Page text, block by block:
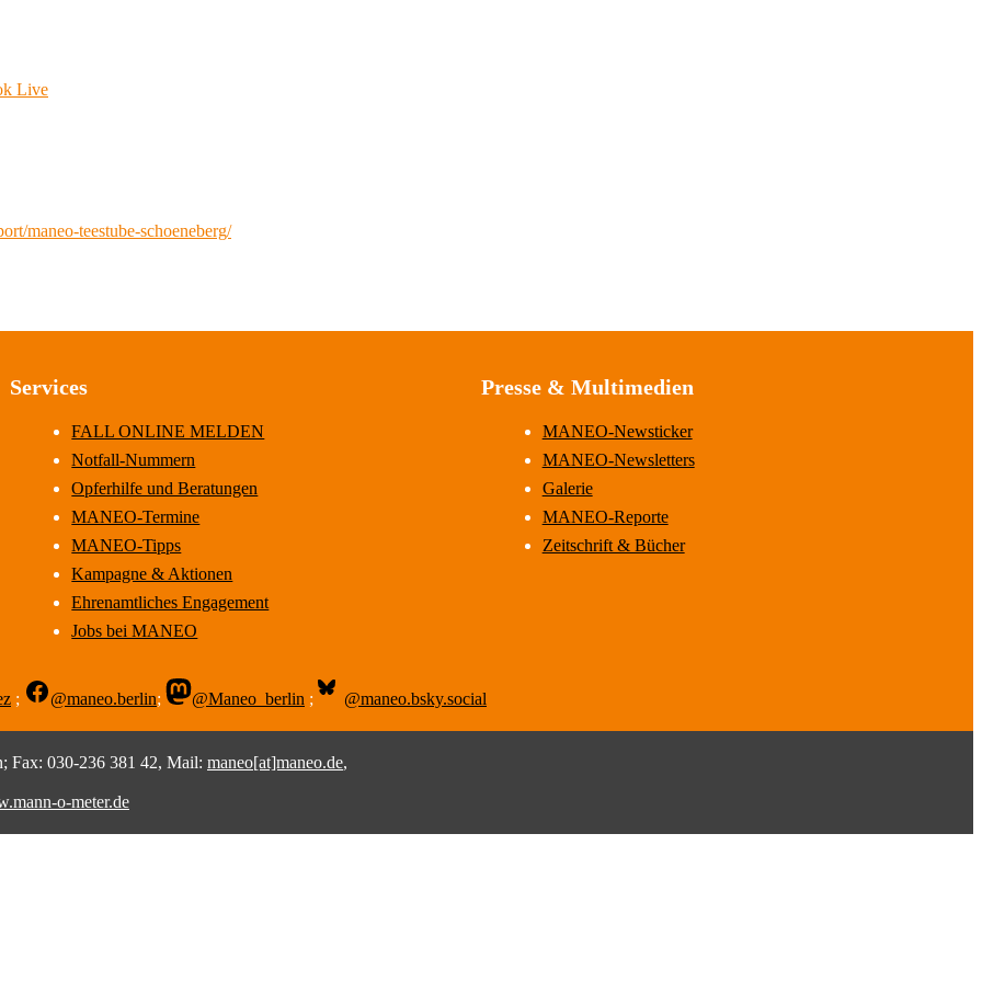
Live
maneo-teestube-schoeneberg/
Services
FALL ONLINE MELDEN
Notfall-Nummern
Opferhilfe und Beratungen
MANEO-Termine
MANEO-Tipps
Kampagne & Aktionen
Ehrenamtliches Engagement
Jobs bei MANEO
Presse & Multimedien
MANEO-Newsticker
MANEO-Newsletters
Galerie
MANEO-Reporte
Zeitschrift & Bücher
; @maneo.berlin; @Maneo_berlin ; @maneo.bsky.social
Fax: 030-236 381 42, Mail: maneo[at]maneo.de,
o-meter.de